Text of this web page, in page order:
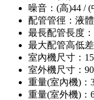
噪音：(高)44 /
配管管徑：液
最長配管長度
最大配管高低
室內機尺寸：
室外機尺寸：
重量(室內機)：
重量(室外機)：